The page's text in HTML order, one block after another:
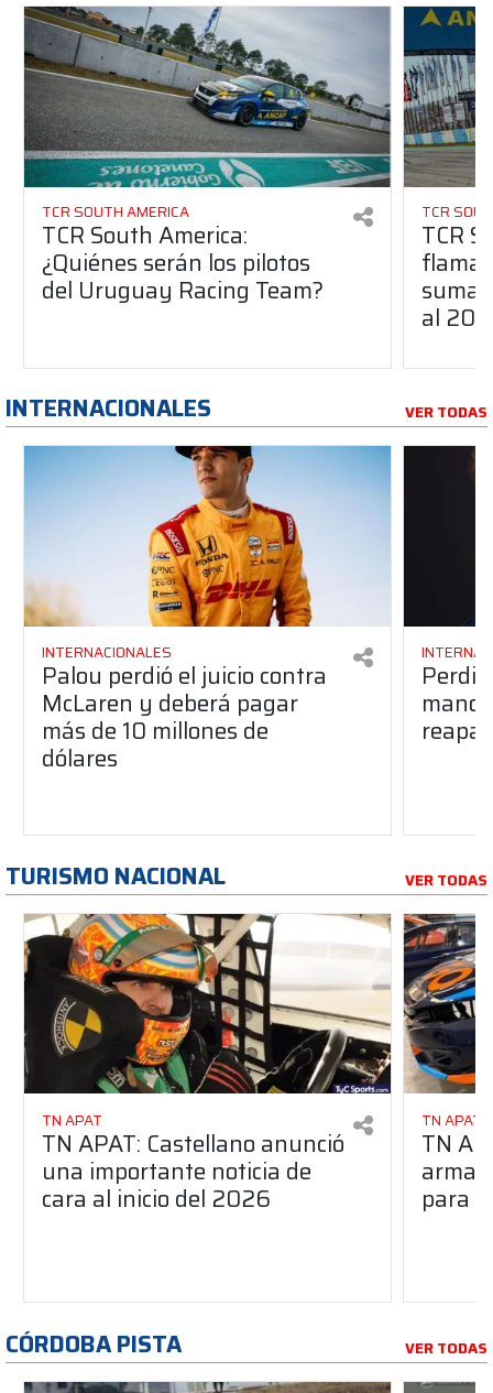
TCR SOUTH AMERICA
TCR South America:
¿Quiénes serán los pilotos
del Uruguay Racing Team?
TCR
TCR
suma
al
INTERNACIONALES VER TODAS
INTERNACIONALES
Palou perdió el juicio contra
McLaren y deberá pagar
más de 10 millones de
dólares
TURISMO NACIONAL VER TODAS
TN APAT
TN APAT: Castellano anunció
una importante noticia de
cara al inicio del 2026
TN APAT
TN
para
CÓRDOBA PISTA VER TODAS